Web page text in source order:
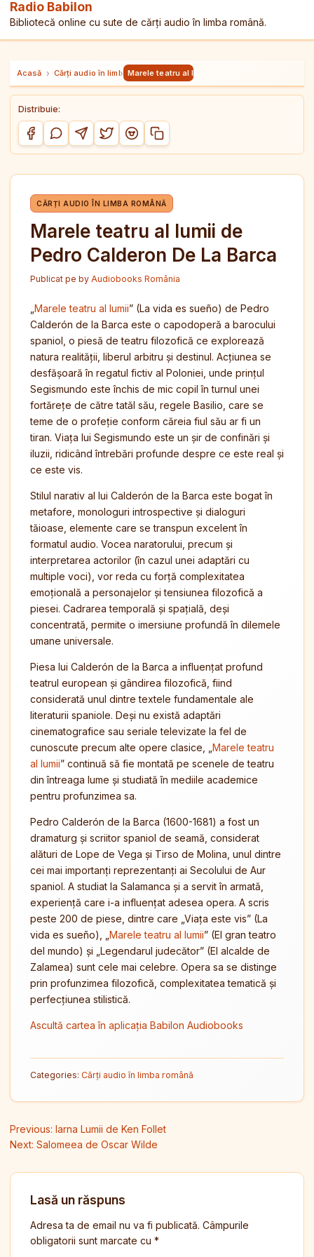
Radio Babilon
Bibliotecă online cu sute de cărți audio în limba română.
Acasă › Cărți audio în limba română
› Marele teatru al lumii de Pedro Calderon De La
Distribuie:
Distribuie pe Facebook
Distribuie pe WhatsApp
Distribuie pe Telegram
Distribuie pe Twitter/X
Distribuie pe Reddit
Copiază link-ul
CĂRȚI AUDIO ÎN LIMBA ROMÂNĂ
Marele teatru al lumii de
Pedro Calderon De La Barca
Publicat pe by Audiobooks România
Marele teatru al lumii” (La vida es sueño) de Pedro
Calderón de la Barca este o capodoperă a barocului
spaniol, o piesă de teatru filozofică ce explorează
natura realității, liberul arbitru și destinul. Acțiunea se
desfășoară în regatul fictiv al Poloniei, unde prințul
Segismundo este închis de mic copil în turnul unei
fortărețe de către tatăl său, regele Basilio, care se
teme de o profeție conform căreia fiul său ar fi un
tiran. Viața lui Segismundo este un șir de confinări și
iluzii, ridicând întrebări profunde despre ce este real și
ce este vis.
Stilul narativ al lui Calderón de la Barca este bogat în
metafore, monologuri introspective și dialoguri
tăioase, elemente care se transpun excelent în
formatul audio. Vocea naratorului, precum și
interpretarea actorilor (în cazul unei adaptări cu
multiple voci), vor reda cu forță complexitatea
emoțională a personajelor și tensiunea filozofică a
piesei. Cadrarea temporală și spațială, deși
concentrată, permite o imersiune profundă în dilemele
umane universale.
Piesa lui Calderón de la Barca a influențat profund
teatrul european și gândirea filozofică, fiind
considerată unul dintre textele fundamentale ale
literaturii spaniole. Deși nu există adaptări
cinematografice sau seriale televizate la fel de
cunoscute precum alte opere clasice, „ Marele teatru
al lumii” continuă să fie montată pe scenele de teatru
din întreaga lume și studiată în mediile academice
pentru profunzimea sa.
Pedro Calderón de la Barca (1600-1681) a fost un
dramaturg și scriitor spaniol de seamă, considerat
alături de Lope de Vega și Tirso de Molina, unul dintre
cei mai importanți reprezentanți ai Secolului de Aur
spaniol. A studiat la Salamanca și a servit în armată,
experiență care i-a influențat adesea opera. A scris
peste 200 de piese, dintre care „Viața este vis” (La
vida es sueño), „ Marele teatru al lumii” (El gran teatro
del mundo) și „Legendarul judecător” (El alcalde de
Zalamea) sunt cele mai celebre. Opera sa se distinge
prin profunzimea filozofică, complexitatea tematică și
perfecțiunea stilistică.
Ascultă cartea în aplicația Babilon Audiobooks
Categories: Cărți audio în limba română
Navigare în articole
Previous: Iarna Lumii de Ken Follet
Next: Salomeea de Oscar Wilde
Lasă un răspuns
Adresa ta de email nu va fi publicată. Câmpurile
obligatorii sunt marcate cu *